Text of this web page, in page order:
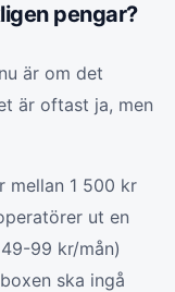
pengar?
är om det
är oftast ja, men
mellan 1 500 kr
ut en
99 kr/mån)
ska ingå